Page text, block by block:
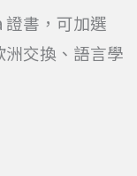
書，可加選
洲交換、語言學